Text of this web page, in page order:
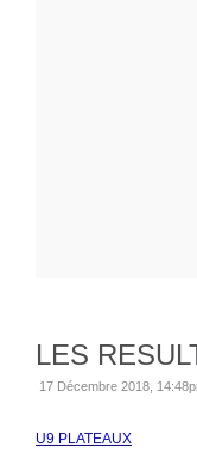
LES
17 Décembre 2018,
U9 PLATEAUX